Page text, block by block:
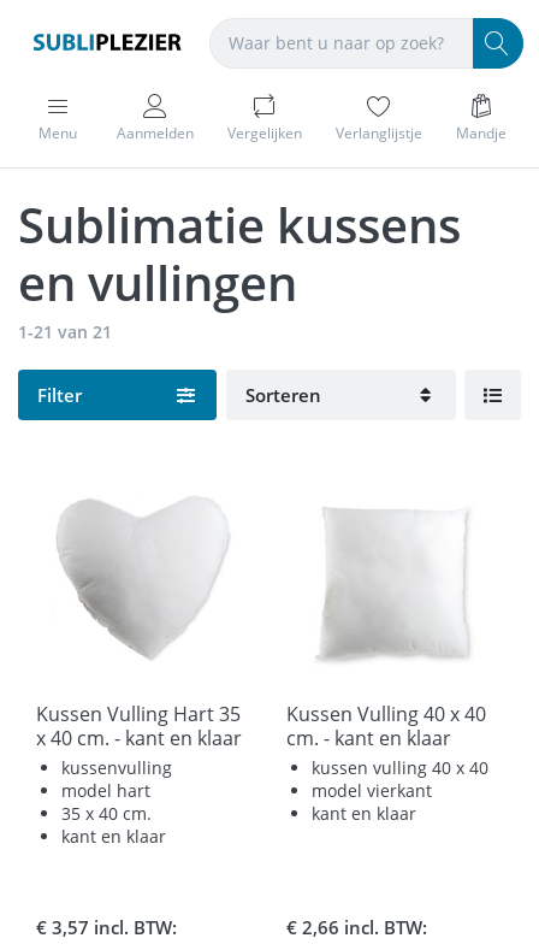
Menu Aanmelden Vergelijken Verlanglijstje Mandje
Sublimatie kussens
en vullingen
1-21 van 21
Filter Sorteren
Kussen Vulling Hart 35
x 40 cm. - kant en klaar
kussenvulling
model hart
35 x 40 cm.
kant en klaar
€ 3,57 incl. BTW:
Kussen Vulling 40 x 40
cm. - kant en klaar
kussen vulling 40 x 40
model vierkant
kant en klaar
€ 2,66 incl. BTW: